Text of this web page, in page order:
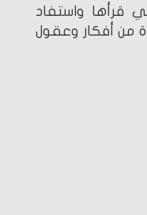
قرأها واستفاد
من أفكار وعقول